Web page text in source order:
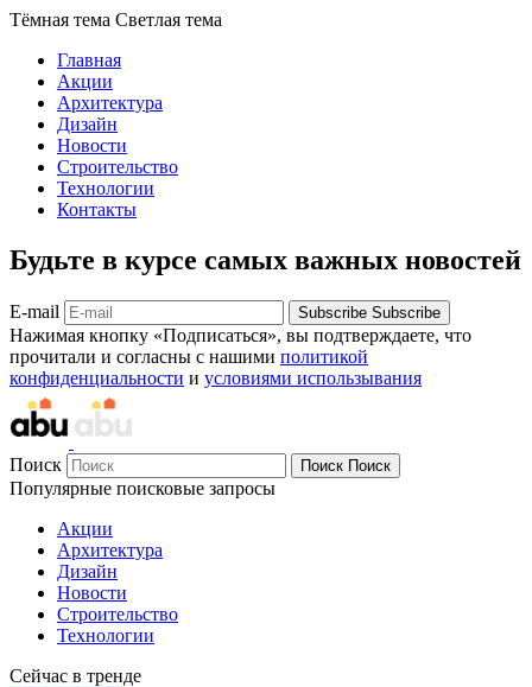
Тёмная тема Светлая тема
Главная
Акции
Архитектура
Дизайн
Новости
Строительство
Технологии
Контакты
Будьте в курсе самых важных новостей
E-mail Subscribe Subscribe
Нажимая кнопку «Подписаться», вы подтверждаете, что
прочитали и согласны с нашими политикой
конфиденциальности и условиями использывания
Поиск Поиск Поиск
Популярные поисковые запросы
Акции
Архитектура
Дизайн
Новости
Строительство
Технологии
Сейчас в тренде